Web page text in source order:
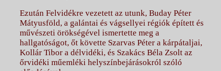
Ezután Felvidékre vezetett az utunk, Buday Péter
Mátyusföld, a galántai és vágsellyei régiók épített és
művészeti örökségével ismertette meg a
hallgatóságot, őt követte Szarvas Péter a kárpátaljai,
Kollár Tibor a délvidéki, és Szakács Béla Zsolt az
őrvidéki műemléki helyszínbejárásokról szóló